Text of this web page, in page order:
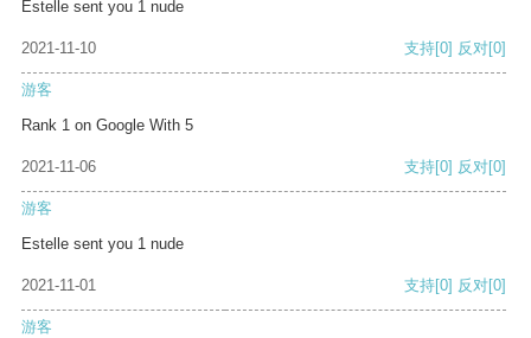
Estelle sent you 1 nude
2021-11-10 支持[0] 反对[0]
游客
Rank 1 on Google With 5
2021-11-06 支持[0] 反对[0]
游客
Estelle sent you 1 nude
2021-11-01 支持[0] 反对[0]
游客